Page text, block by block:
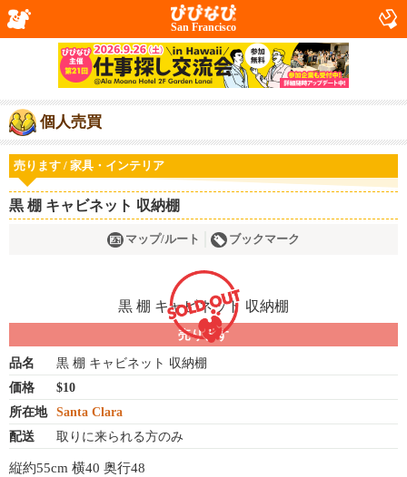
San Francisco
個人売買
売ります / 家具・インテリア
黒 棚 キャビネット 収納棚
マップ/ルート ブックマーク
売ります
品名
黒 棚 キャビネット 収納棚
価格
$10
所在地
Santa Clara
配送
取りに来られる方のみ
縦約55cm 横40 奥行48